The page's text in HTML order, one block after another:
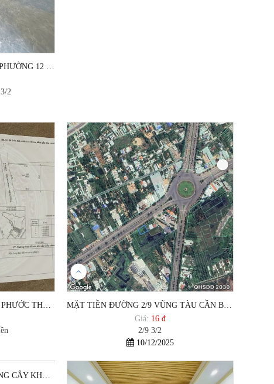
2
BÁN ĐẤT MẶT TIỀN ĐƯỜNG PHƯỚC THẮNG P12 VŨNG TÀU
MẶT TIỀN ĐƯỜNG 2/9 VŨNG TÀU CẦN BÁN ĐẤT
Giá: 16 đ
2/9 3/2
10/12/2025
MẶT TIỀN DỰ ÁN NHÀ Ở SÔNG CÂY KHẾ PHƯỜNG 12 VŨNG TÀU CẦN BÁN